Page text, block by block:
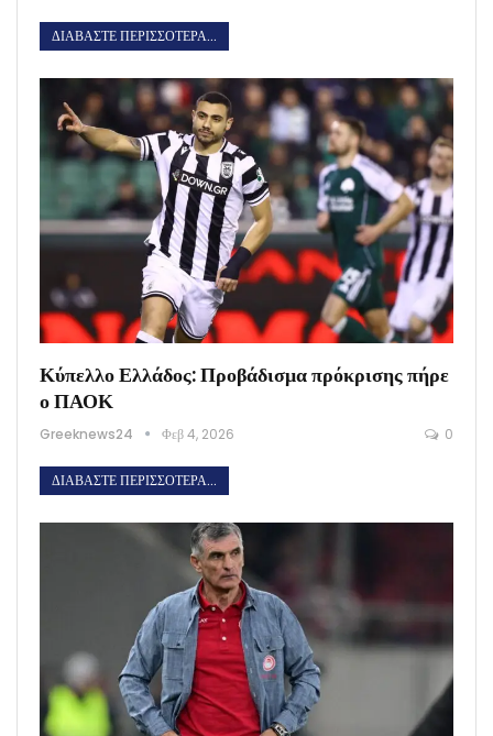
ΔΙΑΒΆΣΤΕ ΠΕΡΙΣΣΌΤΕΡΑ...
Κύπελλο Ελλάδος: Προβάδισμα πρόκρισης πήρε
ο ΠΑΟΚ
Greeknews24 Φεβ 4, 2026 0
ΔΙΑΒΆΣΤΕ ΠΕΡΙΣΣΌΤΕΡΑ...